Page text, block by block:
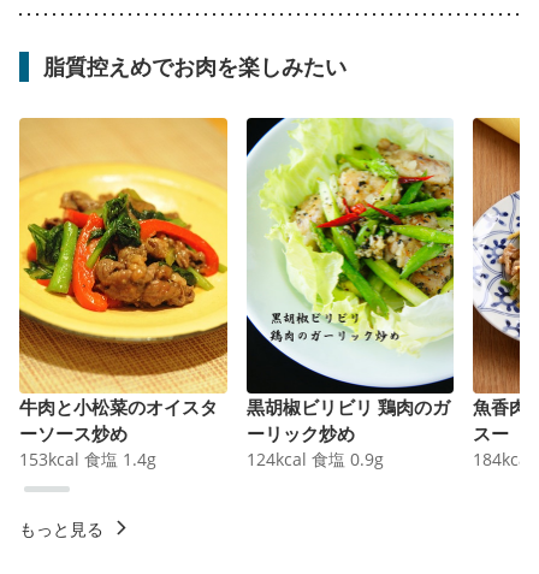
脂質控えめでお肉を楽しみたい
牛肉と小松菜のオイスタ
ーソース炒め
153kcal 食塩 1.4g
黒胡椒ビリビリ 鶏肉のガ
ーリック炒め
124kcal 食塩 0.9g
魚香肉
スー
184kcal
もっと見る